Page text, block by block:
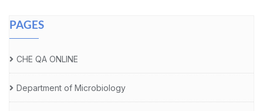
PAGES
CHE QA ONLINE
Department of Microbiology